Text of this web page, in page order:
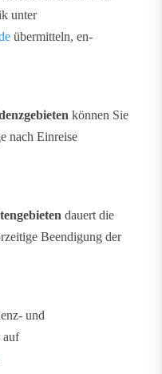
unter
übermitteln, en-
können Sie
nach Einreise
dauert die
Beendigung der
und
auf